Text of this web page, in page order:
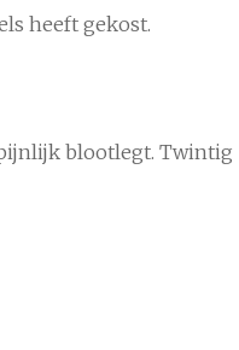
heeft gekost.
blootlegt. Twintig